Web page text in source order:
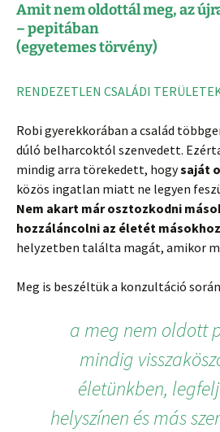
Amit nem oldottál meg, az
– pepitában
(egyetemes törvény)
RENDEZETLEN CSALÁDI
Robi gyerekkorában a család
dúló belharcoktól szenvedett.
mindig arra törekedett, hogysaját
közös ingatlan miatt ne legyen
Nem akart már osztozkodni
hozzáláncolni az életét másokhoz
helyzetben találta magát, amikor
Meg is beszéltük a konzultáció
a meg nem oldott
mindig
életünkben,
helyszínen és más